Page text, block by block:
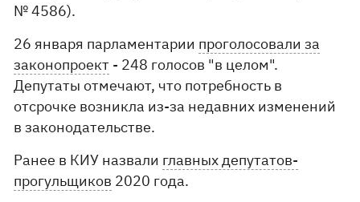
№ 4586).
26 января парламентарии проголосовали за
законопроект - 248 голосов "в целом".
Депутаты отмечают, что потребность в
отсрочке возникла из-за недавних изменений
в законодательстве.
Ранее в КИУ назвали главных депутатов-
прогульщиков 2020 года.